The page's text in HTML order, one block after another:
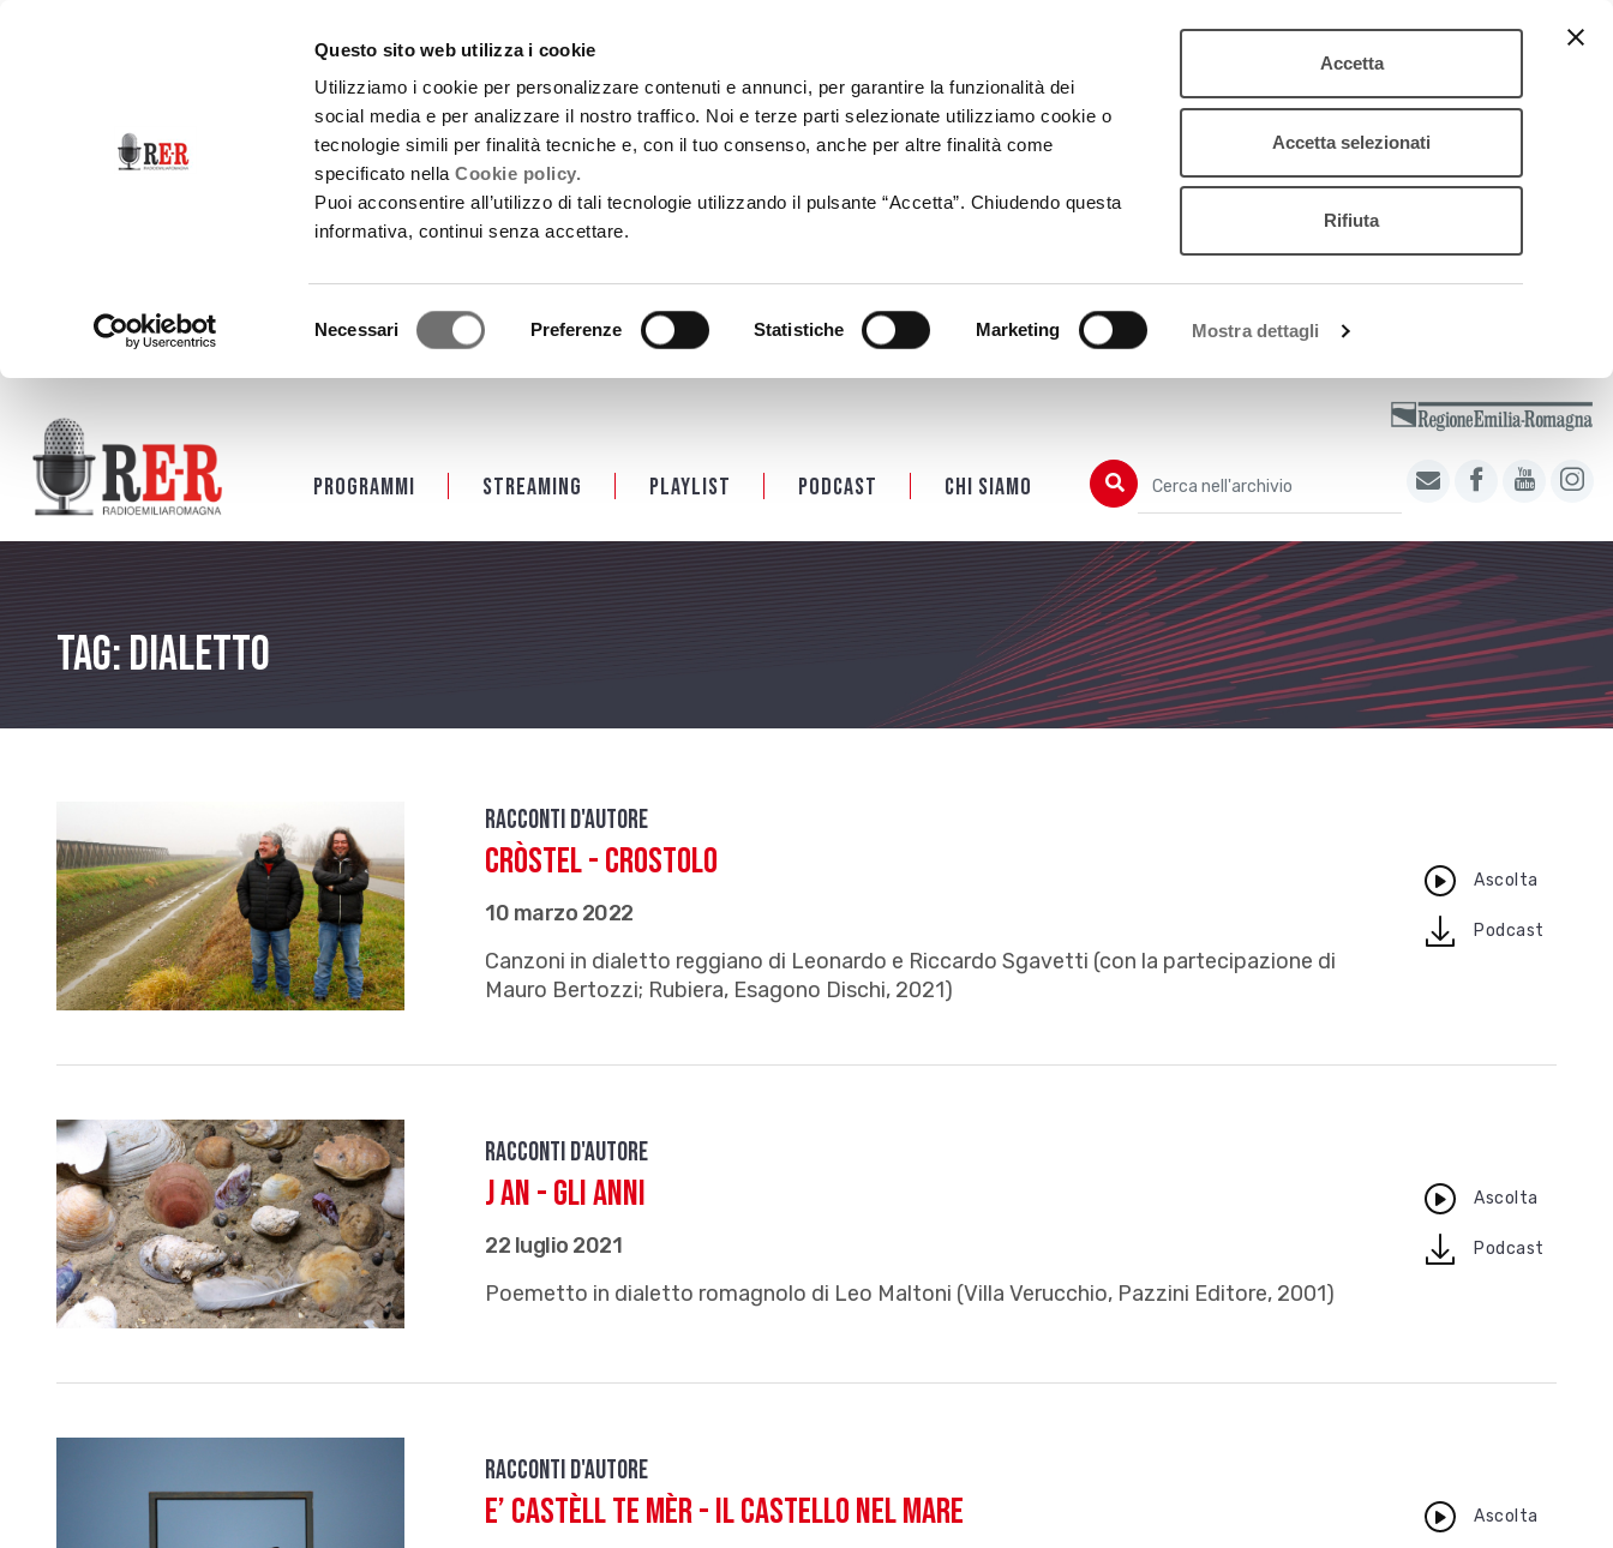
Questo sito web utilizza i cookie
Utilizziamo i cookie per personalizzare contenuti e annunci, per garantire la funzionalità dei
social media e per analizzare il nostro traffico. Noi e terze parti selezionate utilizziamo cookie o
tecnologie simili per finalità tecniche e, con il tuo consenso, anche per altre finalità come
specificato nellaCookie policy.
Puoi acconsentire all’utilizzo di tali tecnologie utilizzando il pulsante “Accetta”. Chiudendo questa
informativa, continui senza accettare.
Necessari Preferenze Statistiche Marketing Mostra dettagli
Accetta
Accetta selezionati
Rifiuta
Programmi Streaming Playlist PODCAST Chi siamo Cerca
Cerca nell'archivio
Tag: dialetto
Racconti d'autore
Cròstel - Crostolo
10 marzo 2022
Canzoni in dialetto reggiano di Leonardo e Riccardo Sgavetti (con la partecipazione di
Mauro Bertozzi; Rubiera, Esagono Dischi, 2021)
Ascolta
downloadPodcast
Racconti d'autore
J an - Gli anni
22 luglio 2021
Poemetto in dialetto romagnolo di Leo Maltoni (Villa Verucchio, Pazzini Editore, 2001)
Ascolta
downloadPodcast
Racconti d'autore
E’ castèll te mèr - Il castello nel mare Ascolta